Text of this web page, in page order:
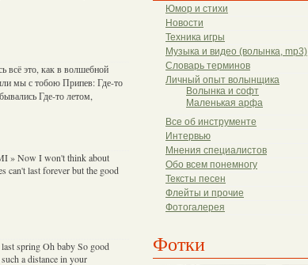
Юмор и стихи
Новости
Техника игры
Музыка и видео (волынка, mp3)
Словарь терминов
Личный опыт волынщика
Волынка и софт
Маленькая арфа
Все об инструменте
Интервью
Мнения специалистов
Обо всем понемногу
Тексты песен
Флейты и прочие
Фотогалерея
Фотки
всё это, как в волшебной
мы с тобою Припев: Где-то
Где-то летом,
» Now I won't think about
can't last forever but the good
spring Oh baby So good
a distance in your